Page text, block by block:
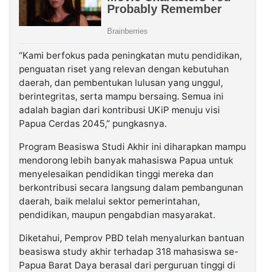
“Kami berfokus pada peningkatan mutu pendidikan,
penguatan riset yang relevan dengan kebutuhan
daerah, dan pembentukan lulusan yang unggul,
berintegritas, serta mampu bersaing. Semua ini
adalah bagian dari kontribusi UKiP menuju visi
Papua Cerdas 2045,” pungkasnya.
Program Beasiswa Studi Akhir ini diharapkan mampu
mendorong lebih banyak mahasiswa Papua untuk
menyelesaikan pendidikan tinggi mereka dan
berkontribusi secara langsung dalam pembangunan
daerah, baik melalui sektor pemerintahan,
pendidikan, maupun pengabdian masyarakat.
Diketahui, Pemprov PBD telah menyalurkan bantuan
beasiswa study akhir terhadap 318 mahasiswa se-
Papua Barat Daya berasal dari perguruan tinggi di